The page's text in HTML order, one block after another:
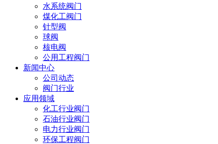
水系统阀门
煤化工阀门
针型阀
球阀
核电阀
公用工程阀门
新闻中心
公司动态
阀门行业
应用领域
化工行业阀门
石油行业阀门
电力行业阀门
环保工程阀门